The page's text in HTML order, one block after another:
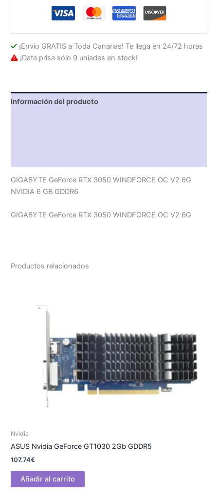
¡Envío GRATIS a Toda Canarias! Te llega en 24/72 horas
¡Date prisa sólo 9 uniades en stock!
Información del producto
GIGABYTE GeForce RTX 3050 WINDFORCE OC V2 6G
NVIDIA 6 GB GDDR6
GIGABYTE GeForce RTX 3050 WINDFORCE OC V2 6G
Productos relacionados
Nvidia
ASUS Nvidia GeForce GT1030 2Gb GDDR5
107.74€
Añadir al carrito